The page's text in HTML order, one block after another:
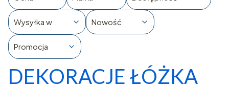
Wysyłka w Nowość
Promocja
Koniec filtrów
DEKORACJE ŁÓŻKA